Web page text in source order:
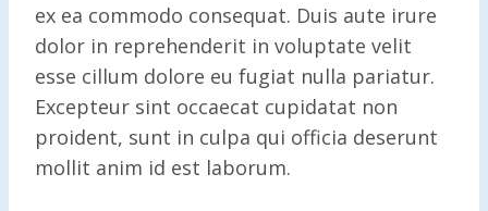
ex ea commodo consequat. Duis aute irure
dolor in reprehenderit in voluptate velit
esse cillum dolore eu fugiat nulla pariatur.
Excepteur sint occaecat cupidatat non
proident, sunt in culpa qui officia deserunt
mollit anim id est laborum.